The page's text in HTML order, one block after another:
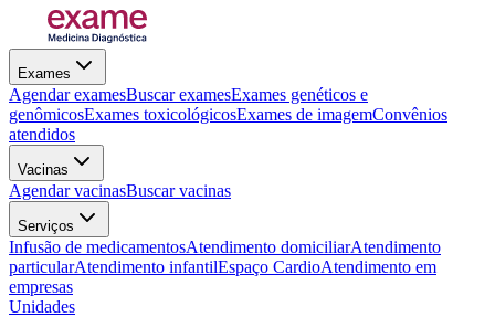
Exames
Agendar examesBuscar examesExames genéticos e
genômicosExames toxicológicosExames de imagemConvênios
atendidos
Vacinas
Agendar vacinasBuscar vacinas
Serviços
Infusão de medicamentosAtendimento domiciliarAtendimento
particularAtendimento infantilEspaço CardioAtendimento em
empresas
Unidades